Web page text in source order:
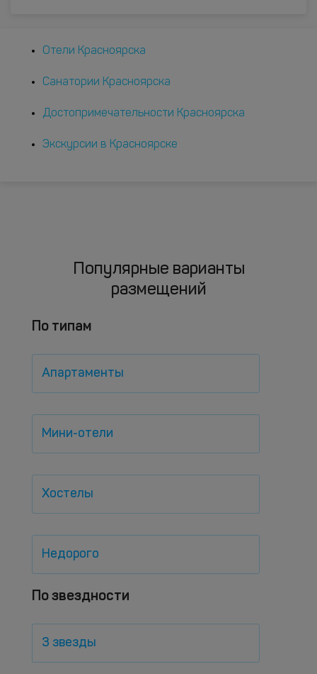
Отели Красноярска
Санатории Красноярска
Достопримечательности Красноярска
Экскурсии в Красноярске
Популярные варианты
размещений
По типам
Апартаменты
Мини-отели
Хостелы
Недорого
По звездности
3 звезды